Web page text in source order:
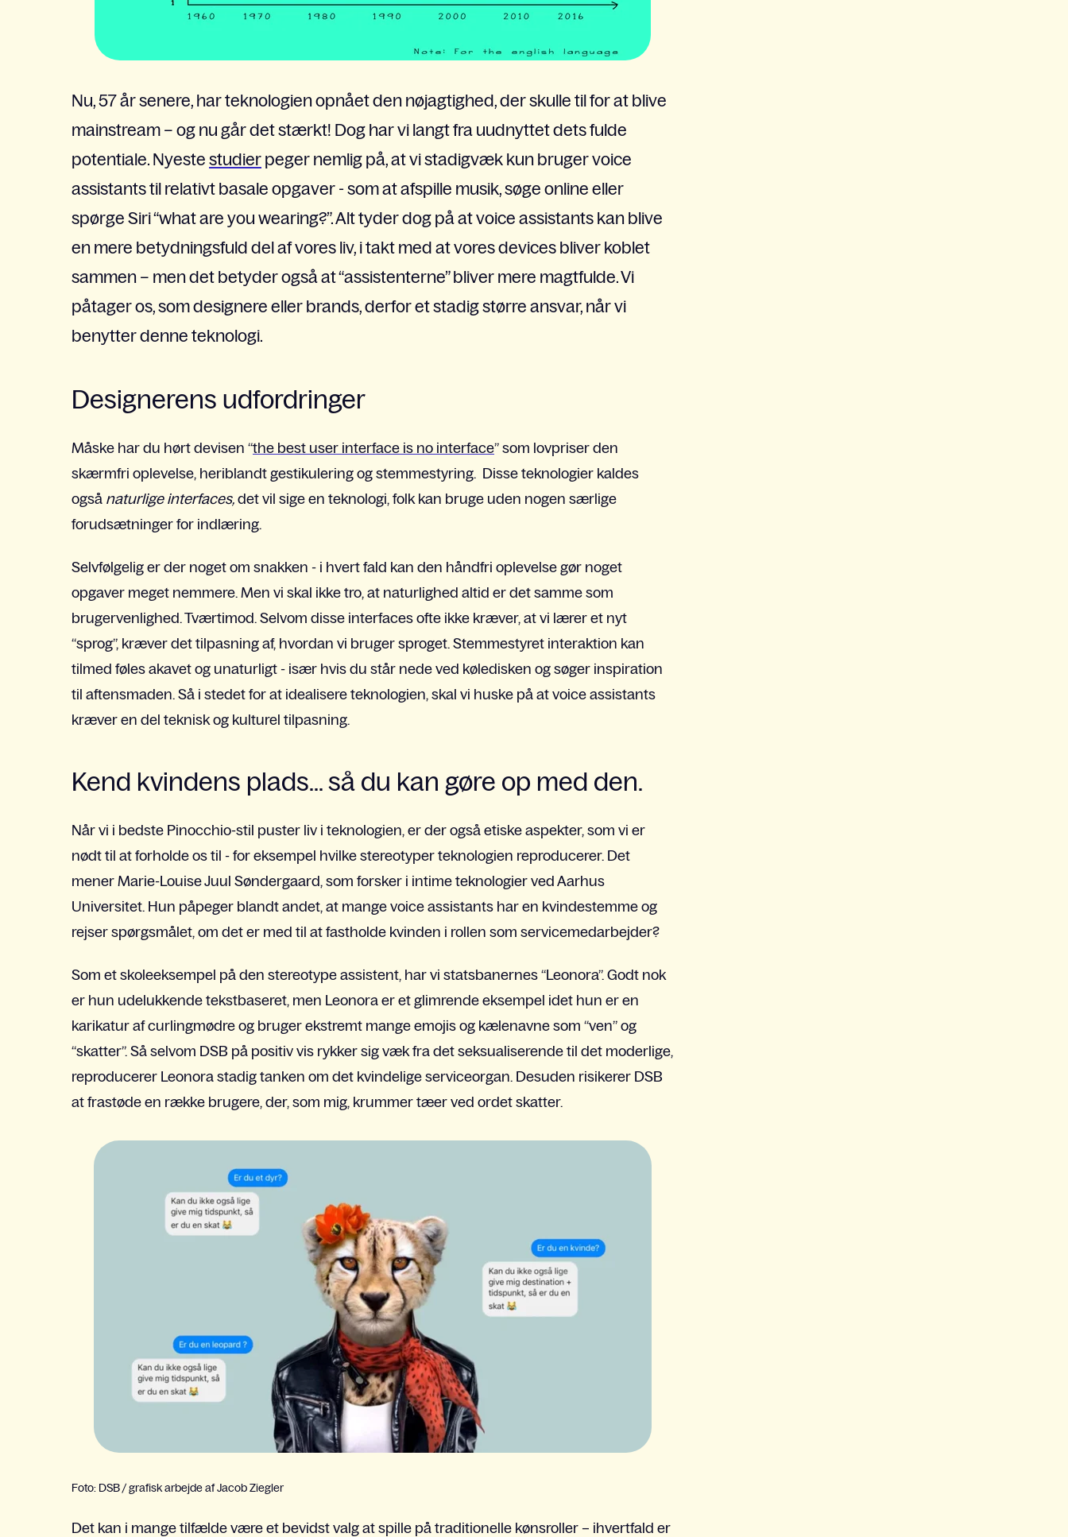
Nu, 57 år senere, har teknologien opnået den nøjagtighed, der skulle til for at blive
mainstream – og nu går det stærkt! Dog har vi langt fra uudnyttet dets fulde
potentiale. Nyeste studier peger nemlig på, at vi stadigvæk kun bruger voice
assistants til relativt basale opgaver - som at afspille musik, søge online eller
spørge Siri “what are you wearing?”. Alt tyder dog på at voice assistants kan blive
en mere betydningsfuld del af vores liv, i takt med at vores devices bliver koblet
sammen – men det betyder også at “assistenterne” bliver mere magtfulde. Vi
påtager os, som designere eller brands, derfor et stadig større ansvar, når vi
benytter denne teknologi.
Designerens udfordringer
Måske har du hørt devisen “the best user interface is no interface” som lovpriser den
skærmfri oplevelse, heriblandt gestikulering og stemmestyring. Disse teknologier kaldes
også naturlige interfaces, det vil sige en teknologi, folk kan bruge uden nogen særlige
forudsætninger for indlæring.
Selvfølgelig er der noget om snakken - i hvert fald kan den håndfri oplevelse gør noget
opgaver meget nemmere. Men vi skal ikke tro, at naturlighed altid er det samme som
brugervenlighed. Tværtimod. Selvom disse interfaces ofte ikke kræver, at vi lærer et nyt
“sprog”, kræver det tilpasning af, hvordan vi bruger sproget. Stemmestyret interaktion kan
tilmed føles akavet og unaturligt - især hvis du står nede ved køledisken og søger inspiration
til aftensmaden. Så i stedet for at idealisere teknologien, skal vi huske på at voice assistants
kræver en del teknisk og kulturel tilpasning.
Kend kvindens plads... så du kan gøre op med den.
Når vi i bedste Pinocchio-stil puster liv i teknologien, er der også etiske aspekter, som vi er
nødt til at forholde os til - for eksempel hvilke stereotyper teknologien reproducerer. Det
mener Marie-Louise Juul Søndergaard, som forsker i intime teknologier ved Aarhus
Universitet. Hun påpeger blandt andet, at mange voice assistants har en kvindestemme og
rejser spørgsmålet, om det er med til at fastholde kvinden i rollen som servicemedarbejder?
Som et skoleeksempel på den stereotype assistent, har vi statsbanernes “Leonora”. Godt nok
er hun udelukkende tekstbaseret, men Leonora er et glimrende eksempel idet hun er en
karikatur af curlingmødre og bruger ekstremt mange emojis og kælenavne som “ven” og
“skatter”. Så selvom DSB på positiv vis rykker sig væk fra det seksualiserende til det moderlige,
reproducerer Leonora stadig tanken om det kvindelige serviceorgan. Desuden risikerer DSB
at frastøde en række brugere, der, som mig, krummer tæer ved ordet skatter.
Foto: DSB / grafisk arbejde af Jacob Ziegler
Det kan i mange tilfælde være et bevidst valg at spille på traditionelle kønsroller – ihvertfald er